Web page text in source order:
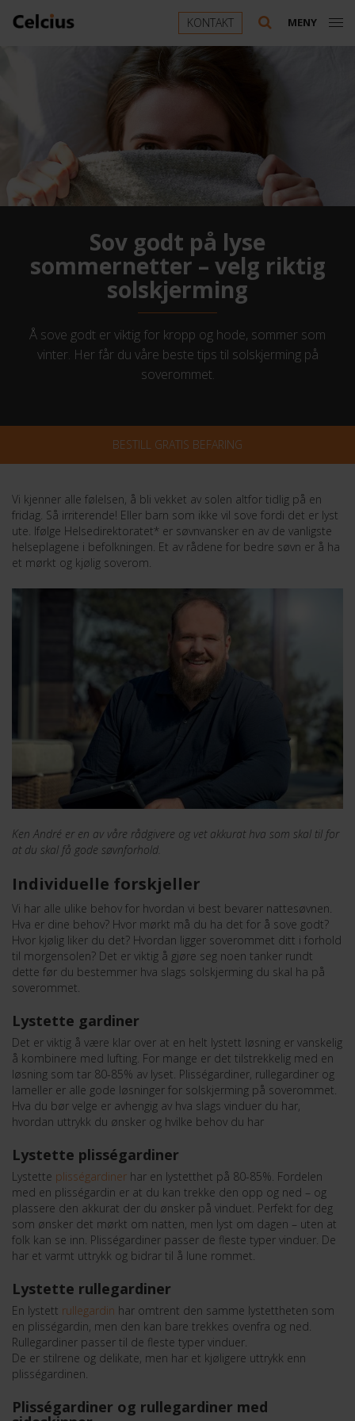
KONTAKT MENY
Sov godt på lyse
sommernetter – velg riktig
solskjerming
Å sove godt er viktig for kropp og hode, sommer som
vinter. Her får du våre beste tips til solskjerming på
soverommet.
BESTILL GRATIS BEFARING
Vi kjenner alle følelsen, å bli vekket av solen altfor tidlig på en
fridag. Så irriterende! Eller barn som ikke vil sove fordi det er lyst
ute. Ifølge Helsedirektoratet* er søvnvansker en av de vanligste
helseplagene i befolkningen. Et av rådene for bedre søvn er å ha
et mørkt og kjølig soverom.
Ken André er en av våre rådgivere og vet akkurat hva som skal til for
at du skal få gode søvnforhold.
Individuelle forskjeller
Vi har alle ulike behov for hvordan vi best bevarer nattesøvnen.
Hva er dine behov? Hvor mørkt må du ha det for å sove godt?
Hvor kjølig liker du det? Hvordan ligger soverommet ditt i forhold
til morgensolen? Det er viktig å gjøre seg noen tanker rundt
dette før du bestemmer hva slags solskjerming du skal ha på
soverommet.
Lystette gardiner
Det er viktig å være klar over at en helt lystett løsning er vanskelig
å kombinere med lufting. For mange er det tilstrekkelig med en
løsning som tar 80-85% av lyset. Plisségardiner, rullegardiner og
lameller er alle gode løsninger for solskjerming på soverommet.
Hva du bør velge er avhengig av hva slags vinduer du har,
hvordan uttrykk du ønsker og hvilke behov du har
Lystette plisségardiner
Lystette plisségardiner har en lystetthet på 80-85%. Fordelen
med en plisségardin er at du kan trekke den opp og ned – og
plassere den akkurat der du ønsker på vinduet. Perfekt for deg
som ønsker det mørkt om natten, men lyst om dagen – uten at
folk kan se inn. Plisségardiner passer de fleste typer vinduer. De
har et varmt uttrykk og bidrar til å lune rommet.
Lystette rullegardiner
En lystett rullegardin har omtrent den samme lystettheten som
en plisségardin, men den kan bare trekkes ovenfra og ned.
Rullegardiner passer til de fleste typer vinduer.
De er stilrene og delikate, men har et kjøligere uttrykk enn
plisségardinen.
Plisségardiner og rullegardiner med